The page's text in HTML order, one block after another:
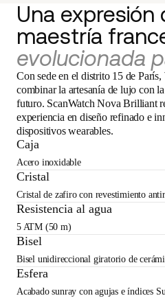
Una expresión
maestría
evolucionada
Con sede en el distrito 15 de
combinar la artesanía de lujo con
futuro. ScanWatch Nova Brilliant
experiencia en diseño refinado e
dispositivos wearables.
Caja
Acero inoxidable
Cristal
Cristal de zafiro con revestimiento
Resistencia al agua
5 ATM (50 m)
Bisel
Bisel unidireccional giratorio de
Esfera
Acabado sunray con agujas e índices